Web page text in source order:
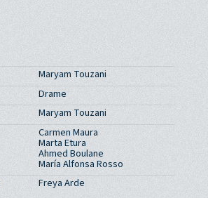
Maryam Touzani
Drame
Maryam Touzani
Carmen Maura
Marta Etura
Ahmed Boulane
María Alfonsa Rosso
Freya Arde